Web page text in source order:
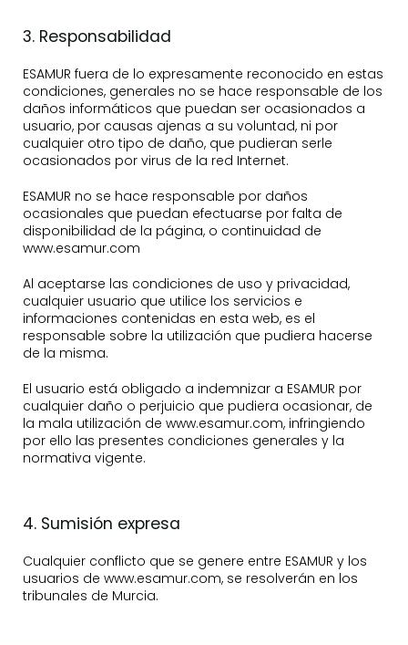
3. Responsabilidad
ESAMUR fuera de lo expresamente reconocido en estas
condiciones, generales no se hace responsable de los
daños informáticos que puedan ser ocasionados a
usuario, por causas ajenas a su voluntad, ni por
cualquier otro tipo de daño, que pudieran serle
ocasionados por virus de la red Internet.
ESAMUR no se hace responsable por daños
ocasionales que puedan efectuarse por falta de
disponibilidad de la página, o continuidad de
www.esamur.com
Al aceptarse las condiciones de uso y privacidad,
cualquier usuario que utilice los servicios e
informaciones contenidas en esta web, es el
responsable sobre la utilización que pudiera hacerse
de la misma.
El usuario está obligado a indemnizar a ESAMUR por
cualquier daño o perjuicio que pudiera ocasionar, de
la mala utilización de www.esamur.com, infringiendo
por ello las presentes condiciones generales y la
normativa vigente.
4. Sumisión expresa
Cualquier conflicto que se genere entre ESAMUR y los
usuarios de www.esamur.com, se resolverán en los
tribunales de Murcia.